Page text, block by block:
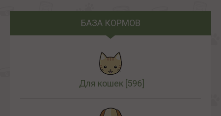
БАЗА КОРМОВ
Для кошек [596]